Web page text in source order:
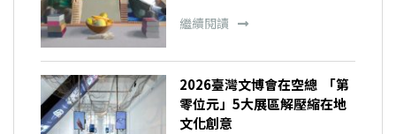
繼續閱讀
2026臺灣文博會在空總 「第
零位元」5大展區解壓縮在地
文化創意